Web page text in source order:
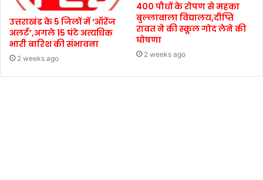
उत्तराखंड के 5 जिलों में ‘ऑरेंज
अलर्ट’,अगले 15 घंटे अत्यधिक
भारी बारिश की संभावना
2 weeks ago
400 पौधों के रोपण से महका
बुल्लावाला विद्यालय,दीप्ति
रावत ने की स्कूल गोद लेने की
घोषणा
2 weeks ago